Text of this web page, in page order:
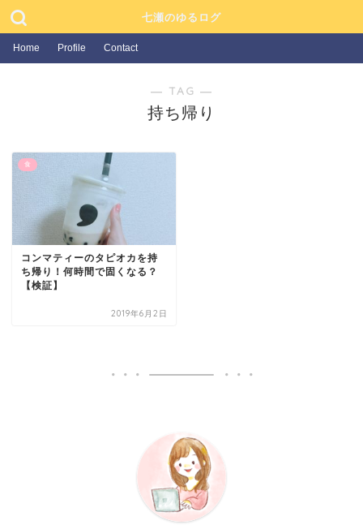
七瀬のゆるログ
Home Profile Contact
― TAG ―
持ち帰り
食
コンマティーのタピオカを持
ち帰り！何時間で固くなる？
【検証】
2019年6月2日